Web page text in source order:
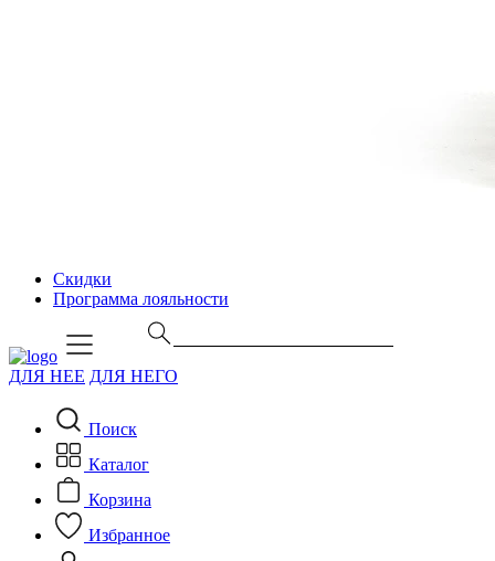
Скидки
Программа лояльности
ДЛЯ НЕЕ ДЛЯ НЕГО
Поиск
Каталог
Корзина
Избранное